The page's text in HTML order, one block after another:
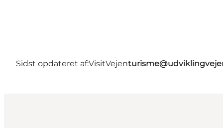
Sidst opdateret af:VisitVejen